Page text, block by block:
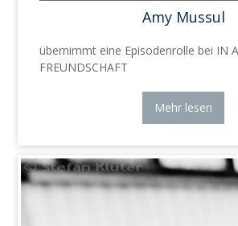
Amy Mussul
übernimmt eine Episodenrolle bei IN
FREUNDSCHAFT
Mehr lesen